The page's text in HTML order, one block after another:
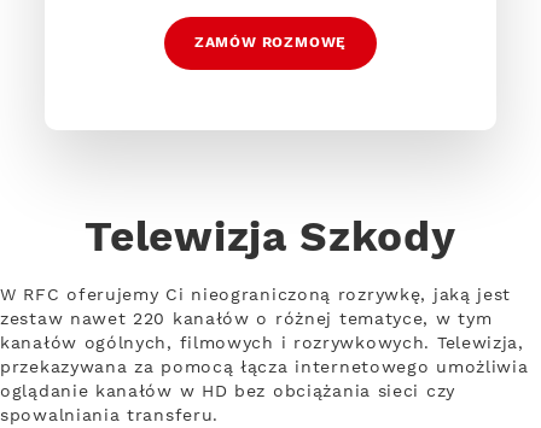
ZAMÓW ROZMOWĘ
Telewizja Szkody
W RFC oferujemy Ci nieograniczoną rozrywkę, jaką jest
zestaw nawet 220 kanałów o różnej tematyce, w tym
kanałów ogólnych, filmowych i rozrywkowych. Telewizja,
przekazywana za pomocą łącza internetowego umożliwia
oglądanie kanałów w HD bez obciążania sieci czy
spowalniania transferu.